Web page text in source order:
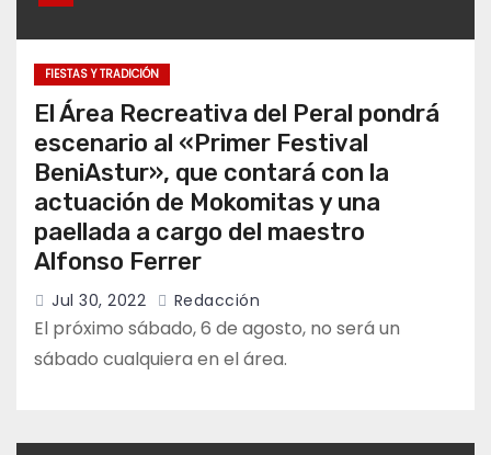
FIESTAS Y TRADICIÓN
El Área Recreativa del Peral pondrá
escenario al «Primer Festival
BeniAstur», que contará con la
actuación de Mokomitas y una
paellada a cargo del maestro
Alfonso Ferrer
Jul 30, 2022 Redacción
El próximo sábado, 6 de agosto, no será un
sábado cualquiera en el área.